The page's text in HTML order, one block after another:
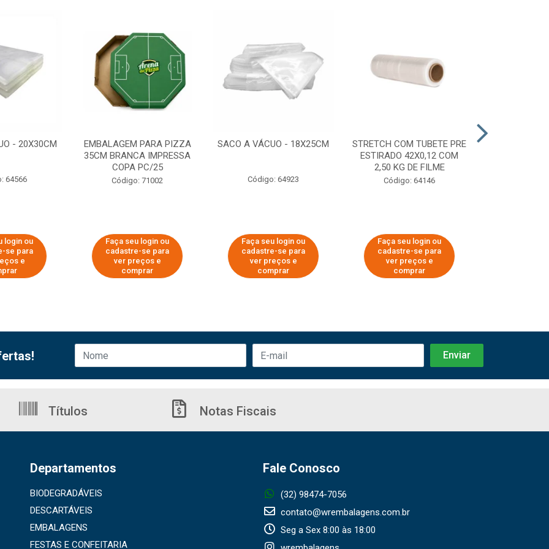
- 20X30CM
64566
login ou
se para
e
EMBALAGEM PARA PIZZA
35CM BRANCA IMPRESSA
COPA PC/25
Código: 71002
Faça seu login ou
cadastre-se para
ver preços e
comprar
SACO A VÁCUO - 18X25CM
Código: 64923
Faça seu login ou
cadastre-se para
ver preços e
comprar
STRETCH COM TUBETE PRE
ESTIRADO 42X0,12 COM
2,50 KG DE FILME
Código: 64146
Faça seu login ou
cadastre-se para
ver preços e
comprar
Títulos Notas Fiscais
Departamentos
BIODEGRADÁVEIS
DESCARTÁVEIS
EMBALAGENS
FESTAS E CONFEITARIA
Fale Conosco
(32) 98474-7056
contato@wrembalagens.com.br
Seg a Sex 8:00 às 18:00